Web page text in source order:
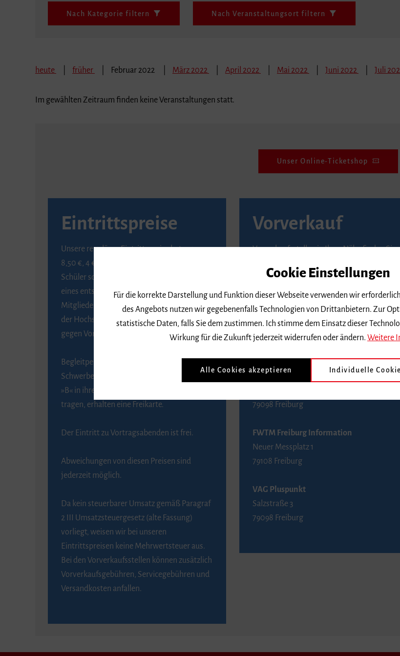
Nach Kategorie filtern Nach Veranstaltungsort filtern
heute früher Februar 2022 März 2022 April 2022 Mai 2022 Juni 2022 Juli
Im gewählten Zeitraum finden keine Veranstaltungen statt.
Unser Online-Ticketshop
Eintrittspreise
Unsere regulären Eintrittspreise betragen
8,50 €, 4 € ermäßigt für Schülerinnen und
Schüler sowie Studierende gegen Vorlage
eines entsprechenden Nachweises, 6 € für
Mitglieder der Gesellschaft zur Förderung
der Hochschule für Musik Freiburg e. V.
gegen Vorlage des Mitgliedsausweises.
Begleitpersonen von Menschen mit
Schwerbehinderung, die das Merkzeichen
»B« in ihrem Schwerbehindertenausweis
tragen, erhalten eine Freikarte.
Der Eintritt zu Vortragsabenden ist frei.
Abweichungen von diesen Preisen sind
jederzeit möglich.
Da kein steuerbarer Umsatz gemäß Paragraf
2 III Umsatzsteuergesetz (alte Fassung)
vorliegt, weisen wir bei unseren
Eintrittspreisen keine Mehrwertsteuer aus.
Bei den Vorverkaufsstellen können zusätzlich
Vorverkaufsgebühren, Servicegebühren und
Versandkosten anfallen.
Vorverkauf
Vorverkaufsstellen in Ihrer Nähe finden Sie
BZ-Kartenservice Freiburg
Kaiser-Joseph-Straße 229
79098 Freiburg
Telefon 0761 4968888 (Reservierungen sind
FWTM Tourist-Information
79098 Freiburg
FWTM Freiburg Information
Neuer Messplatz 1
79108 Freiburg
VAG Pluspunkt
Salzstraße 3
79098 Freiburg
Cookie Einstellungen
Für die korrekte Darstellung und Funktion dieser Webseite verwenden wir
des Angebots nutzen wir gegebenenfalls Technologien von Drittanbietern. Zur
statistische Daten, falls Sie dem zustimmen. Ich stimme dem Einsatz dieser
Wirkung für die Zukunft jederzeit widerrufen oder ändern. Weitere
Alle Cookies akzeptieren Individuelle